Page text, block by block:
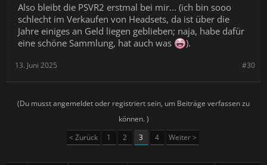
Also bleibt die PSVR2 erstmal bei mir... (ich bin sooo
schlecht im Verkaufen von Headsets, da ist über die
Jahre einiges an Geld liegen geblieben; naja, habe dafür
eine schöne Sammlung, hat auch was
).
#30
13. Juni 2025
(Du musst angemeldet oder registriert sein, um Beiträge verfassen zu
können. )
< Zurück
1 2 3 4 Weiter >